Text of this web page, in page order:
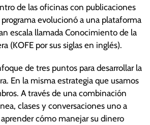
de las oficinas con publicaciones
evolucionó a una plataforma
escala llamada Conocimiento de la
(KOFE por sus siglas en inglés).
de tres puntos para desarrollar la
En la misma estrategia que usamos
A través de una combinación
clases y conversaciones uno a
cómo manejar su dinero